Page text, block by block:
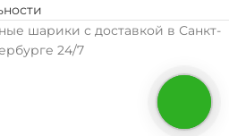
шарики с доставкой в Санкт-
24/7